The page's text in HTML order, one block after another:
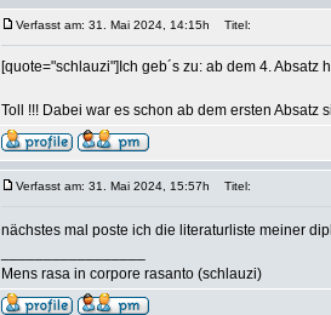
Verfasst am: 31. Mai 2024, 14:15h Titel:
[quote="schlauzi"]Ich geb´s zu: ab dem 4.
Toll !!! Dabei war es schon ab dem ersten Absatz
Verfasst am: 31. Mai 2024, 15:57h Titel:
nächstes mal poste ich die literaturliste meiner
Mens rasa in corpore rasanto (schlauzi)